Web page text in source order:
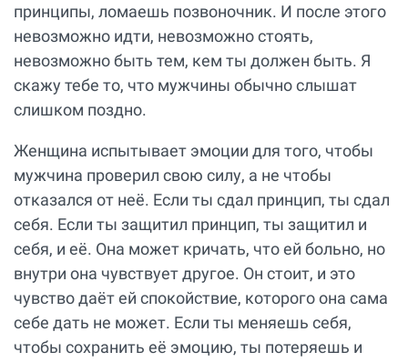
принципы, ломаешь позвоночник. И после этого
невозможно идти, невозможно стоять,
невозможно быть тем, кем ты должен быть. Я
скажу тебе то, что мужчины обычно слышат
слишком поздно.
Женщина испытывает эмоции для того, чтобы
мужчина проверил свою силу, а не чтобы
отказался от неё. Если ты сдал принцип, ты сдал
себя. Если ты защитил принцип, ты защитил и
себя, и её. Она может кричать, что ей больно, но
внутри она чувствует другое. Он стоит, и это
чувство даёт ей спокойствие, которого она сама
себе дать не может. Если ты меняешь себя,
чтобы сохранить её эмоцию, ты потеряешь и